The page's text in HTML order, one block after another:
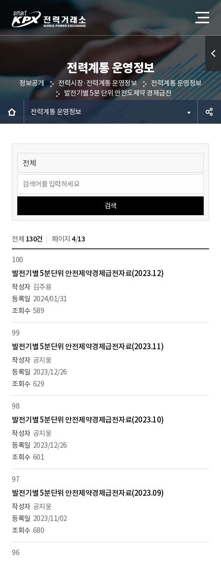
전력계통 운영정보
정보공개 전력시장·전력계통 운영정보
전력계통 운영정보
발전기별 5분 단위 안전도제약 경제급전
전력계통 운영정보
검색
전체 130건 페이지 4/13
100
발전기별 5분단위 안전제약경제급전자료(2023.12)
김주용
2024/01/31
589
99
발전기별 5분단위 안전제약경제급전자료(2023.11)
공지웅
2023/12/26
629
98
발전기별 5분단위 안전제약경제급전자료(2023.10)
공지웅
2023/12/26
601
97
발전기별 5분단위 안전제약경제급전자료(2023.09)
공지웅
2023/11/02
680
96
퀵메
뉴 열
기